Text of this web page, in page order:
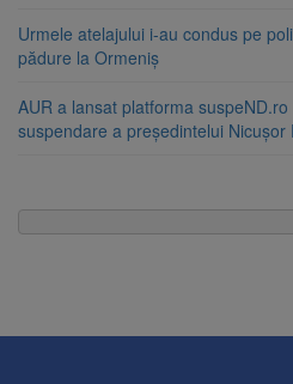
Urmele atelajului i-au condus pe
pădure la Ormeniș
AUR a lansat platforma
suspendare a președintelui Nicușor